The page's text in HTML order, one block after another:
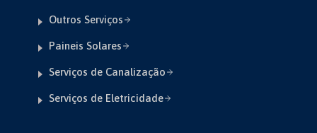
Outros Serviços
Paineis Solares
Serviços de Canalização
Serviços de Eletricidade